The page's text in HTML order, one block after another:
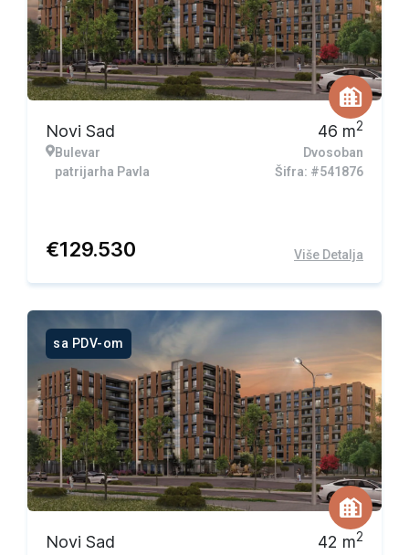
Novi Sad
Bulevar
patrijarha Pavla
46 m2
Dvosoban
Šifra: #541876
€129.530 Više Detalja
sa PDV-om
Novi Sad 42 m2